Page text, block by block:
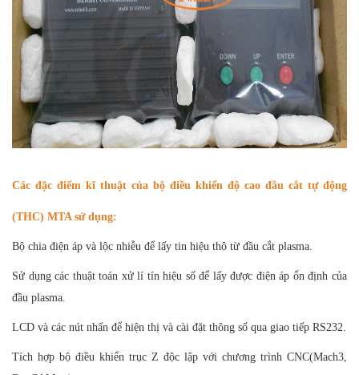
Các đặc điểm kĩ thuật của bộ điều khiển độ cao đầu cắt tự động
(THC) MTA sử dụng:
Bộ chia điện áp và lộc nhiễu để lấy tin hiệu thô từ đầu cắt plasma.
Sử dụng các thuật toán xử lí tín hiệu số để lấy được điện áp ổn định của
đầu plasma.
LCD và các nút nhấn để hiện thị và cài đặt thông số qua giao tiếp RS232.
Tích hợp bộ điều khiển trục Z độc lập với chương trình CNC(Mach3,